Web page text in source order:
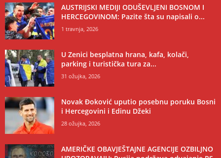
AUSTRIJSKI MEDIJI ODUŠEVLJENI BOSNOM I
HERCEGOVINOM: Pazite šta su napisali o...
1 travnja, 2026
U Zenici besplatna hrana, kafa, kolači,
parking i turistička tura za...
31 ožujka, 2026
Novak Đoković uputio posebnu poruku Bosni
i Hercegovini i Edinu Džeki
28 ožujka, 2026
AMERIČKE OBAVJEŠTAJNE AGENCIJE OZBILJNO